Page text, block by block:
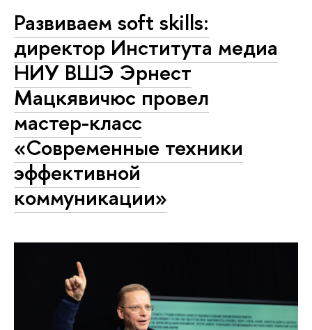
Развиваем soft skills:
директор Института медиа
НИУ ВШЭ Эрнест
Мацкявичюс провел
мастер-класс
«Современные техники
эффективной
коммуникации»